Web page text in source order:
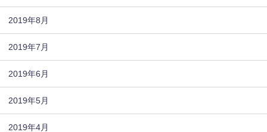
2019年8月
2019年7月
2019年6月
2019年5月
2019年4月